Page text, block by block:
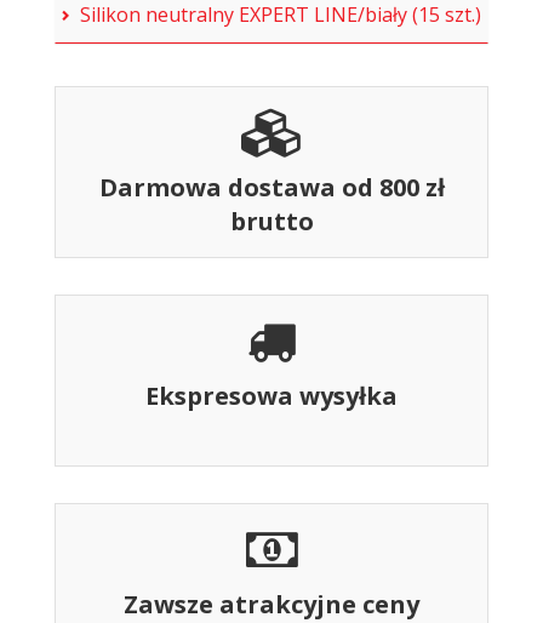
Silikon neutralny EXPERT LINE/biały (15 szt.)
Darmowa dostawa od 800 zł
brutto
Ekspresowa wysyłka
Zawsze atrakcyjne ceny